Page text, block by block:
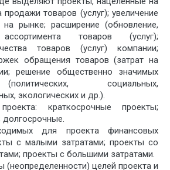
товаров (услуг); увеличение
рынке; расширение (обновление,
товаров (услуг);
товаров (услуг) компании;
обращения товаров (затрат на
решение общественно значимых
социальных,
экологических и др.).
краткосрочные проекты;
для проекта финансовых
с малыми затратами; проекты со
проекты с большими затратами.
(неопределенности) целей проекта и